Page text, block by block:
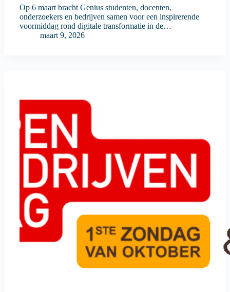
Op 6 maart bracht Genius studenten, docenten,
onderzoekers en bedrijven samen voor een inspirerende
voormiddag rond digitale transformatie in de…
maart 9, 2026